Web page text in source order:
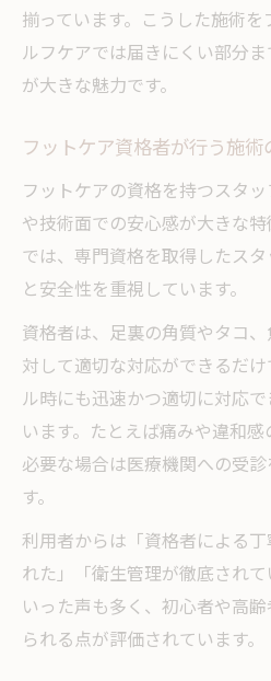
揃っています。こうした施術
ルフケアでは届きにくい部分
が大きな魅力です。
フットケア資格者が行う施術
フットケアの資格を持つスタ
や技術面での安心感が大きな
では、専門資格を取得したス
と安全性を重視しています。
資格者は、足裏の角質やタコ
対して適切な対応ができるだ
ル時にも迅速かつ適切に対応
います。たとえば痛みや違和感
必要な場合は医療機関への受
す。
利用者からは「資格者による
れた」「衛生管理が徹底され
いった声も多く、初心者や高
られる点が評価されています。